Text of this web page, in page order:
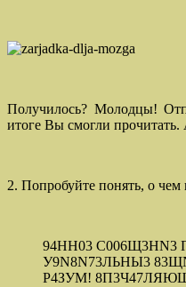
Получилось? Молодцы!
итоге Вы смогли
2. Попробуйте понять, о чем
94НН03 С006Щ3НN3
У9N8N73ЛЬНЫ3
Р4ЗУМ!